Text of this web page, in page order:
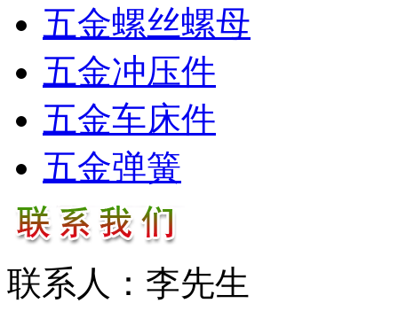
五金螺丝螺母
五金冲压件
五金车床件
五金弹簧
联系人：李先生